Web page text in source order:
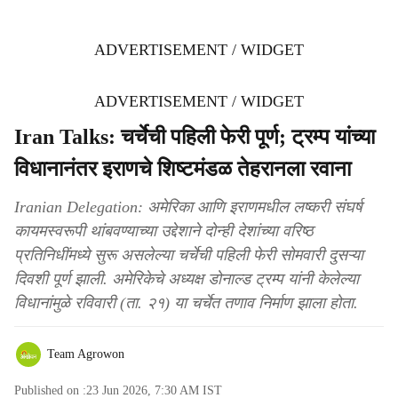
ADVERTISEMENT / WIDGET
ADVERTISEMENT / WIDGET
Iran Talks: चर्चेची पहिली फेरी पूर्ण; ट्रम्प यांच्या
विधानानंतर इराणचे शिष्टमंडळ तेहरानला रवाना
Iranian Delegation: अमेरिका आणि इराणमधील लष्करी संघर्ष
कायमस्वरूपी थांबवण्याच्या उद्देशाने दोन्ही देशांच्या वरिष्ठ
प्रतिनिधींमध्ये सुरू असलेल्या चर्चेची पहिली फेरी सोमवारी दुसऱ्या
दिवशी पूर्ण झाली. अमेरिकेचे अध्यक्ष डोनाल्ड ट्रम्प यांनी केलेल्या
विधानांमुळे रविवारी (ता. २१) या चर्चेत तणाव निर्माण झाला होता.
Team Agrowon
Published on :23 Jun 2026, 7:30 AM IST